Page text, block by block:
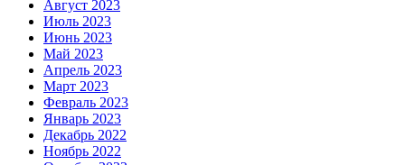
Август 2023
Июль 2023
Июнь 2023
Май 2023
Апрель 2023
Март 2023
Февраль 2023
Январь 2023
Декабрь 2022
Ноябрь 2022